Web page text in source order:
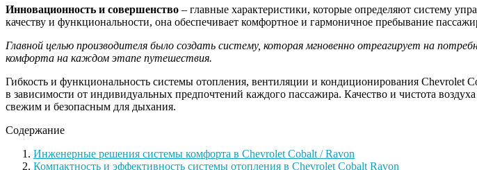
Инновационность и совершенство – главные характеристики, которые определяют систему
качеству и функциональности, она обеспечивает комфортное и гармоничное пребывание
Главной целью производителя было создать систему, которая мгновенно отреагирует на
комфорта на каждом этапе путешествия.
Гибкость и функциональность системы отопления, вентиляции и кондиционирования Chevrolet
в зависимости от индивидуальных предпочтений каждого пассажира. Качество и чистота
свежим и безопасным для дыхания.
Содержание
Инженерные решения системы комфорта в Chevrolet Cobalt / Ravon
Компактность и эффективность системы отопления в Chevrolet Cobalt Ravon